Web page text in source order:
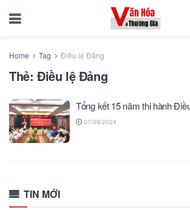
Home Tag Điều lệ Đảng
Thẻ: Điều lệ Đảng
Tổng kết 15 năm thi hành
07/09/2024
TIN MỚI